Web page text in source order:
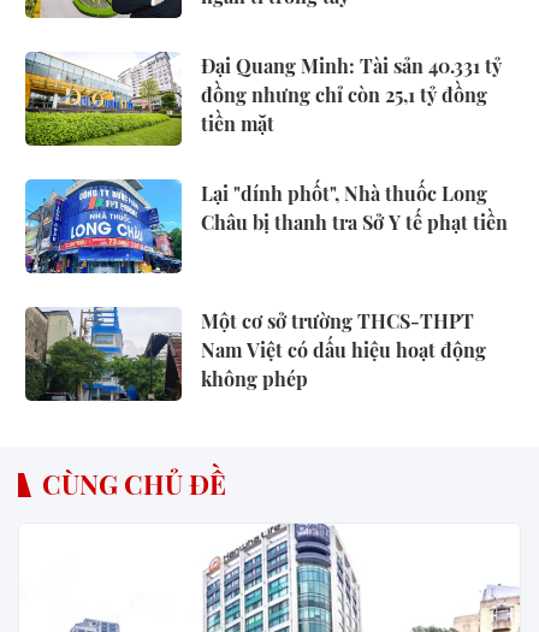
Đại Quang Minh: Tài sản 40.331 tỷ
đồng nhưng chỉ còn 25,1 tỷ đồng
tiền mặt
Lại "dính phốt", Nhà thuốc Long
Châu bị thanh tra Sở Y tế phạt tiền
Một cơ sở trường THCS-THPT
Nam Việt có dấu hiệu hoạt động
không phép
CÙNG CHỦ ĐỀ